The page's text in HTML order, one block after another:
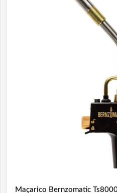
Maçarico Bernzomatic